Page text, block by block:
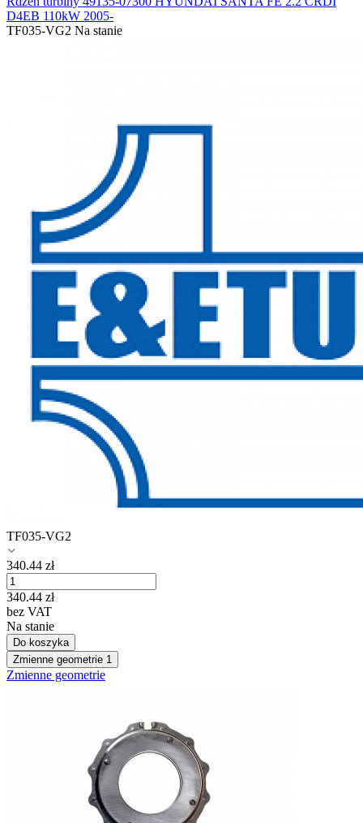
D4EB 110kW 2005-
TF035-VG2 Na stanie
TF035-VG2
340.44 zł
340.44 zł
bez VAT
Na stanie
Do koszyka
Zmienne geometrie 1
Zmienne geometrie